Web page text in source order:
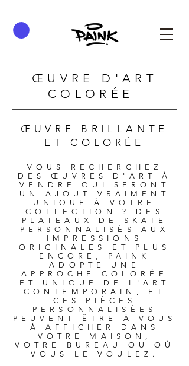
ŒUVRE D'ART
COLORÉE
ŒUVRE BRILLANTE
ET COLORÉE
VOUS RECHERCHEZ
DES ŒUVRES D'ART À
VENDRE QUI SERONT
UN AJOUT VRAIMENT
UNIQUE À VOTRE
COLLECTION ? DES
PLATEAUX DE SKATE
PERSONNALISÉS AUX
IMPRESSIONS
ORIGINALES ET PLUS
ENCORE, PAINK
ADOPTE UNE
APPROCHE COLORÉE
ET UNIQUE DE L'ART
CONTEMPORAIN, ET
CES PIÈCES
PERSONNALISÉES
PEUVENT ÊTRE À VOUS
À AFFICHER DANS
VOTRE MAISON,
VOTRE BUREAU OU OÙ
VOUS LE VOULEZ.